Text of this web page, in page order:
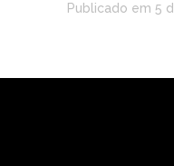
Publicado em 5